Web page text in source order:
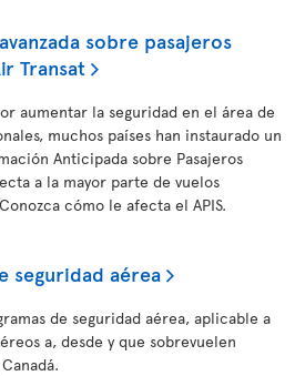
sobre pasajeros
Transat
aumentar la seguridad en el área de
muchos países han instaurado un
Anticipada sobre Pasajeros
a la mayor parte de vuelos
cómo le afecta el APIS.
seguridad aérea
de seguridad aérea, aplicable a
a, desde y que sobrevuelen